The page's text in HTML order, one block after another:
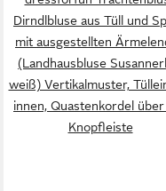
Dirndlbluse aus Tüll und
mit ausgestellten
(Landhausbluse
weiß) Vertikalmuster,
innen, Quastenkordel
Knopfleiste